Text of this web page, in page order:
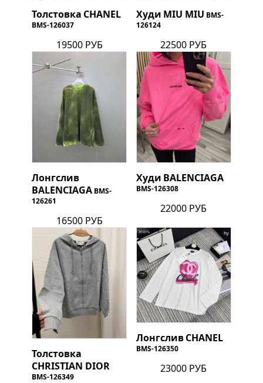
Толстовка CHANEL
BMS-126037
19500 РУБ
Худи MIU MIU BMS-
126124
22500 РУБ
Лонгслив
BALENCIAGA BMS-
126261
16500 РУБ
Худи BALENCIAGA
BMS-126308
22000 РУБ
Толстовка
CHRISTIAN DIOR
BMS-126349
Лонгслив CHANEL
BMS-126350
23000 РУБ